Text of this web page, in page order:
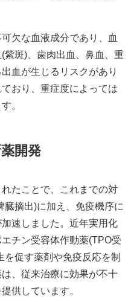
欠な血液成分であり、血
紫斑)、歯肉出血、鼻血、重
血が生じるリスクがあり
おり、重症度によっては
。​
開発
たことで、これまでの対
摘出)に加え、免疫機序に
速しました。近年実用化
チン受容体作動薬(TPO受
促す薬剤や免疫反応を制
、従来治療に効果が不十
供しています。​